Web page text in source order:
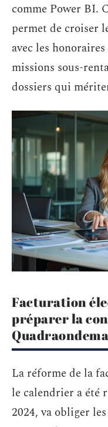
comme Power BI.
permet de croiser
avec les
missions sous-
dossiers qui
Facturation
préparer la
La réforme de la
le calendrier a été
2024, va obliger